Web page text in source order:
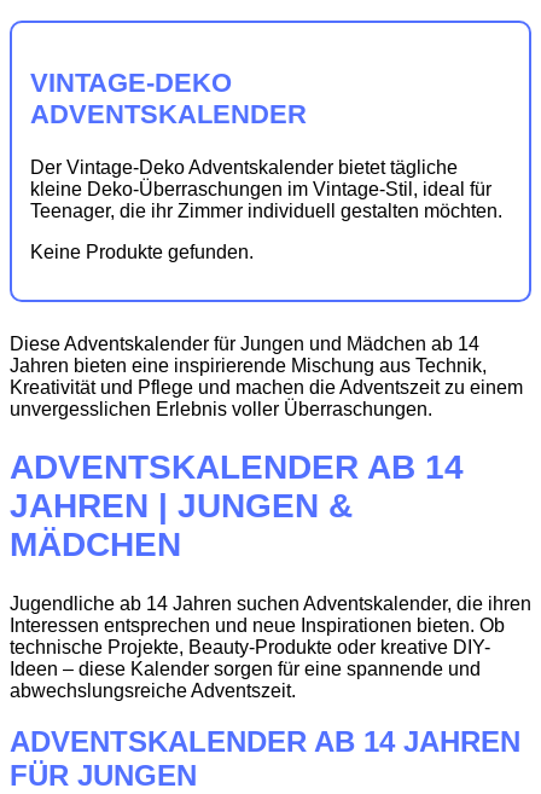
VINTAGE-DEKO
ADVENTSKALENDER
Der Vintage-Deko Adventskalender bietet tägliche
kleine Deko-Überraschungen im Vintage-Stil, ideal für
Teenager, die ihr Zimmer individuell gestalten möchten.
Keine Produkte gefunden.
Diese Adventskalender für Jungen und Mädchen ab 14
Jahren bieten eine inspirierende Mischung aus Technik,
Kreativität und Pflege und machen die Adventszeit zu einem
unvergesslichen Erlebnis voller Überraschungen.
ADVENTSKALENDER AB 14
JAHREN | JUNGEN &
MÄDCHEN
Jugendliche ab 14 Jahren suchen Adventskalender, die ihren
Interessen entsprechen und neue Inspirationen bieten. Ob
technische Projekte, Beauty-Produkte oder kreative DIY-
Ideen – diese Kalender sorgen für eine spannende und
abwechslungsreiche Adventszeit.
ADVENTSKALENDER AB 14 JAHREN
FÜR JUNGEN